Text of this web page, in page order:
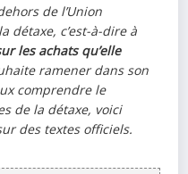
de l’Union
détaxe, c’est-à-dire à
les achats qu’elle
ramener dans son
comprendre le
de la détaxe, voici
des textes officiels.